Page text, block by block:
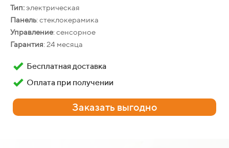
Тип:электрическая
Панель: стеклокерамика
Управление: сенсорное
Гарантия: 24 месяца
Бесплатная доставка
Оплата при получении
Заказать выгодно
Фасад:
стеклянный
Объём: 58 л